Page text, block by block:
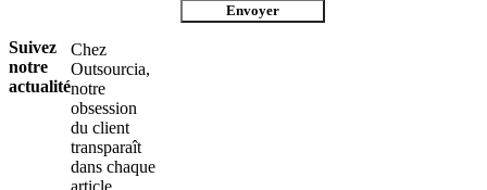
Envoyer
Suivez
notre
actualité
Chez
Outsourcia,
notre
obsession
du client
transparaît
dans chaque